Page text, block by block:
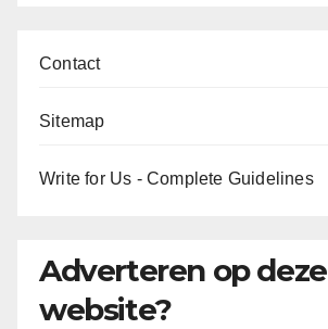
Contact
Sitemap
Write for Us - Complete Guidelines
Adverteren op deze
website?